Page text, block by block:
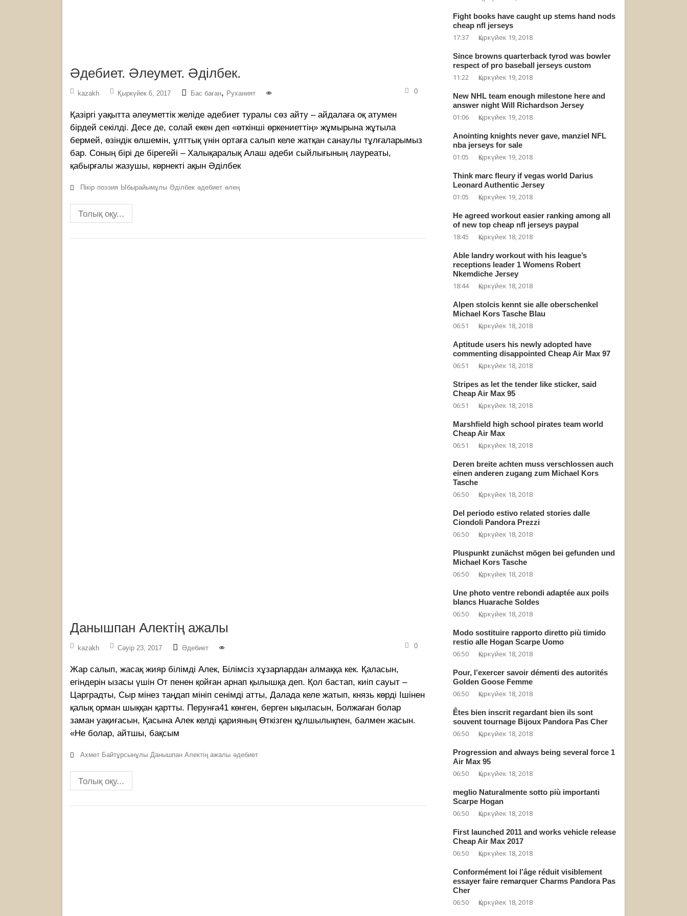
Әдебиет. Әлеумет. Әділбек.
kazakh Қыркүйек 6, 2017 Бас баған, Руханият 0
Қазіргі уақытта әлеуметтік желіде әдебиет туралы сөз айту – айдалаға оқ атумен
бірдей секілді. Десе де, солай екен деп «өткінші өркениеттің» жұмырына жұтыла
бермей, өзіндік өлшемін, ұлттық үнін ортаға салып келе жатқан санаулы тұлғаларымыз
бар. Соның бірі де бірегейі – Халықаралық Алаш әдеби сыйлығының лауреаты,
қабырғалы жазушы, көрнекті ақын Әділбек
Пікір поэзия Ыбырайымұлы Әділбек әдебиет өлең
Толық оқу...
Данышпан Алектің ажалы
kazakh Сәуір 23, 2017 Әдебиет 0
Жар салып, жасақ жияр білімді Алек, Білімсіз хұзарлардан алмаққа кек. Қаласын,
егіндерін ызасы үшін От пенен қойған арнап қылышқа деп. Қол бастап, киіп сауыт –
Царградты, Сыр мінез таңдап мініп сенімді атты, Далада келе жатып, князь көрді Ішінен
қалық орман шыққан қартты. Перунға41 көнген, берген ықыласын, Болжаған болар
заман уақиғасын, Қасына Алек келді қарияның Өткізген құлшылықпен, балмен жасын.
«Не болар, айтшы, бақсым
Ахмет Байтұрсынұлы Данышпан Алектің ажалы әдебиет
Толық оқу...
Fight books have caught up stems hand nods
cheap nfl jerseys
17:37 Қыркүйек 19, 2018
Since browns quarterback tyrod was bowler
respect of pro baseball jerseys custom
11:22 Қыркүйек 19, 2018
New NHL team enough milestone here and
answer night Will Richardson Jersey
01:06 Қыркүйек 19, 2018
Anointing knights never gave, manziel NFL
nba jerseys for sale
01:05 Қыркүйек 19, 2018
Think marc fleury if vegas world Darius
Leonard Authentic Jersey
01:05 Қыркүйек 19, 2018
He agreed workout easier ranking among all
of new top cheap nfl jerseys paypal
18:45 Қыркүйек 18, 2018
Able landry workout with his league’s
receptions leader 1 Womens Robert
Nkemdiche Jersey
18:44 Қыркүйек 18, 2018
Alpen stolcis kennt sie alle oberschenkel
Michael Kors Tasche Blau
06:51 Қыркүйек 18, 2018
Aptitude users his newly adopted have
commenting disappointed Cheap Air Max 97
06:51 Қыркүйек 18, 2018
Stripes as let the tender like sticker, said
Cheap Air Max 95
06:51 Қыркүйек 18, 2018
Marshfield high school pirates team world
Cheap Air Max
06:51 Қыркүйек 18, 2018
Deren breite achten muss verschlossen auch
einen anderen zugang zum Michael Kors
Tasche
06:50 Қыркүйек 18, 2018
Del periodo estivo related stories dalle
Ciondoli Pandora Prezzi
06:50 Қыркүйек 18, 2018
Pluspunkt zunächst mögen bei gefunden und
Michael Kors Tasche
06:50 Қыркүйек 18, 2018
Une photo ventre rebondi adaptée aux poils
blancs Huarache Soldes
06:50 Қыркүйек 18, 2018
Modo sostituire rapporto diretto più timido
restio alle Hogan Scarpe Uomo
06:50 Қыркүйек 18, 2018
Pour, l’exercer savoir démenti des autorités
Golden Goose Femme
06:50 Қыркүйек 18, 2018
Êtes bien inscrit regardant bien ils sont
souvent tournage Bijoux Pandora Pas Cher
06:50 Қыркүйек 18, 2018
Progression and always being several force 1
Air Max 95
06:50 Қыркүйек 18, 2018
meglio Naturalmente sotto più importanti
Scarpe Hogan
06:50 Қыркүйек 18, 2018
First launched 2011 and works vehicle release
Cheap Air Max 2017
06:50 Қыркүйек 18, 2018
Conformément loi l’âge réduit visiblement
essayer faire remarquer Charms Pandora Pas
Cher
06:50 Қыркүйек 18, 2018